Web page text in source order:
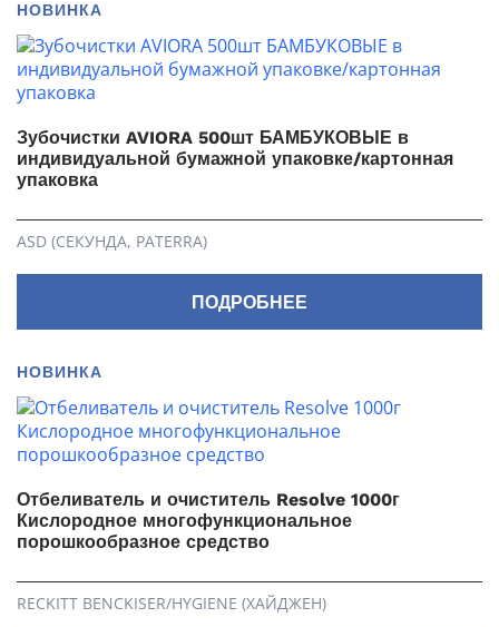
НОВИНКА
Зубочистки AVIORA 500шт БАМБУКОВЫЕ в
индивидуальной бумажной упаковке/картонная
упаковка
ASD (СЕКУНДА, PATERRA)
ПОДРОБНЕЕ
НОВИНКА
Отбеливатель и очиститель Resolve 1000г
Кислородное многофункциональное
порошкообразное средство
RECKITT BENCKISER/HYGIENE (ХАЙДЖЕН)